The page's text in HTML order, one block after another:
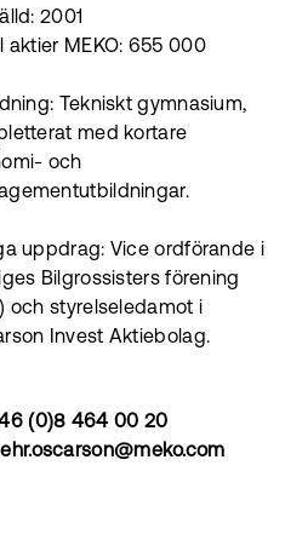
2001
aktier MEKO: 655 000
Tekniskt gymnasium,
med kortare
och
uppdrag: Vice ordförande i
Bilgrossisters förening
och styrelseledamot i
Invest Aktiebolag.
(0)8 464 00 20